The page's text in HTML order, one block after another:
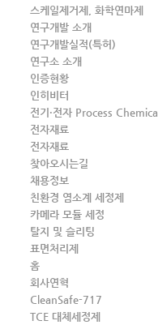
스케일제거제, 화학연마제
연구개발 소개
연구개발실적(특허)
연구소 소개
인증현황
인히비터
전기·전자 Process Chemical
전자재료
전자재료
찾아오시는길
채용정보
친환경 염소계 세정제
카메라 모듈 세정
탈지 및 슬리팅
표면처리제
홈
회사연혁
CleanSafe-717
TCE 대체세정제